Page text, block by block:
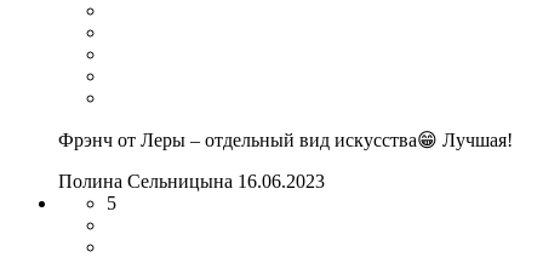
Фрэнч от Леры – отдельный вид искусства😁 Лучшая!
Полина Сельницына 16.06.2023
5